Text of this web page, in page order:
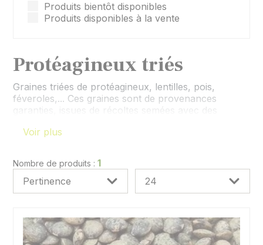
Produits bientôt disponibles
Produits disponibles à la vente
Protéagineux triés
Graines triées de protéagineux, lentilles, pois,
féveroles,... Ces graines sont de provenances
garanties, issues de récoltes semées avec des
Voir plus
Nombre de produits : 1